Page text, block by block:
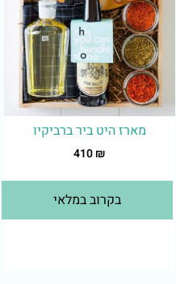
מארז היט ביר ברביקיו
410₪
בקרוב במלאי